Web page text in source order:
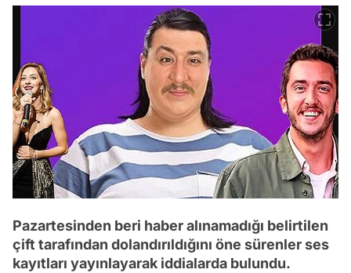
Pazartesinden beri haber alınamadığı belirtilen
çift tarafından dolandırıldığını öne sürenler ses
kayıtları yayınlayarak iddialarda bulundu.